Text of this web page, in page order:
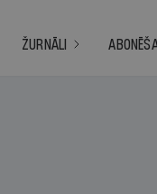
ŽURNĀLI